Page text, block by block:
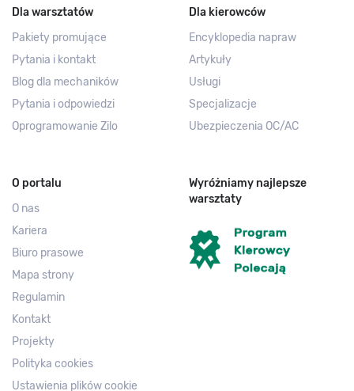
Dla warsztatów
Pakiety promujące
Pytania i kontakt
Blog dla mechaników
Pytania i odpowiedzi
Oprogramowanie Zilo
Dla kierowców
Encyklopedia napraw
Artykuły
Usługi
Specjalizacje
Ubezpieczenia OC/AC
O portalu
O nas
Kariera
Biuro prasowe
Mapa strony
Regulamin
Kontakt
Projekty
Polityka cookies
Ustawienia plików cookie
Wyróżniamy najlepsze
warsztaty